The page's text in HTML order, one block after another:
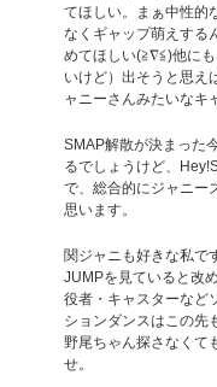
てほしい。まぁ中性的
なくギャップ萌えする
めてほしい(≧∇≦)他に
いけど）出そうと思え
ャニーさんみたいなキ
SMAP解散が決まった
るでしょうけど、
で、総合的にジャニー
思います。
関ジャニも好きな私で
JUMPを見ていると改
役者・キャスターなど
ションダンスはこの先
野尾ちゃん探さなくて
せ。